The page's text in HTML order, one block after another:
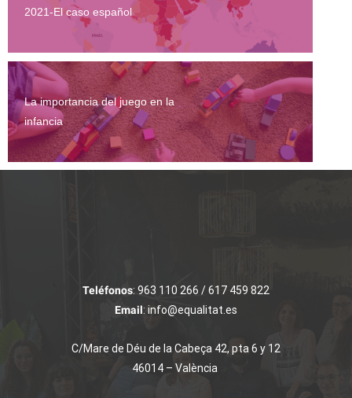
2021-El caso español
La importancia del juego en la
infancia
Teléfonos: 963 110 266 / 617 459 822
Email: info@equalitat.es
C/Mare de Déu de la Cabeça 42, pta 6 y 12
46014 – València